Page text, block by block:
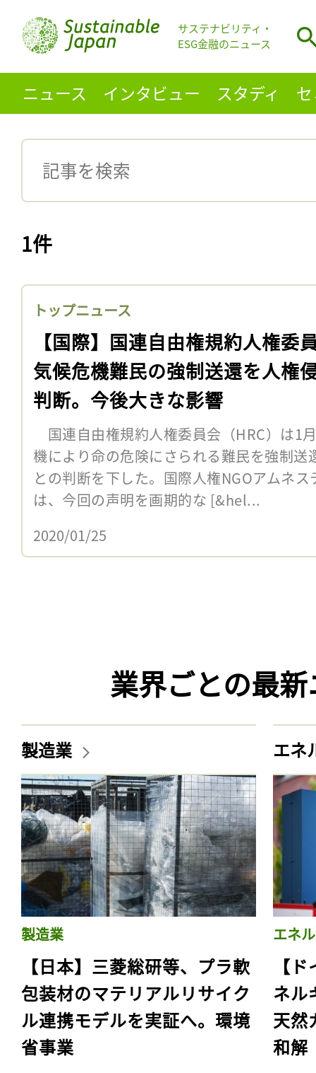
サステナビリティ・
ESG金融のニュース
ニュース インタビュー スタディ
1件
トップニュース
【国際】国連自由権規約人権委
気候危機難民の強制送還を人権
判断。今後大きな影響
国連自由権規約人権委員会（HRC）は1
機により命の危険にさられる難民を強制送
との判断を下した。国際人権NGOアムネ
は、今回の声明を画期的な [&hel...
2020/01/25
業界ごとの最
製造業
製造業
【日本】三菱総研等、プラ軟
包装材のマテリアルリサイク
ル連携モデルを実証へ。環境
省事業
エネ
エネ
【
ネル
天然
和解